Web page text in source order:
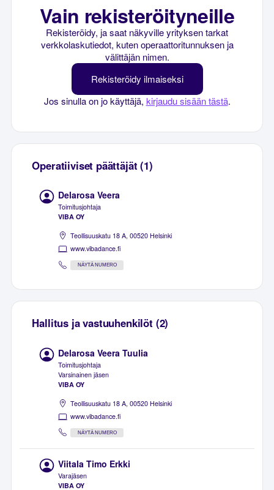
Vain rekisteröityneille
Rekisteröidy, ja saat näkyville yrityksen tarkat
verkkolaskutiedot, kuten operaattoritunnuksen ja
välittäjän nimen.
Rekisteröidy ilmaiseksi
Jos sinulla on jo käyttäjä, kirjaudu sisään tästä.
Operatiiviset päättäjät (1)
Delarosa Veera
Toimitusjohtaja
VIBA OY
Teollisuuskatu 18 A, 00520 Helsinki
www.vibadance.fi
NÄYTÄ NUMERO
Hallitus ja vastuuhenkilöt (2)
Delarosa Veera Tuulia
Toimitusjohtaja
Varsinainen jäsen
VIBA OY
Teollisuuskatu 18 A, 00520 Helsinki
www.vibadance.fi
NÄYTÄ NUMERO
Viitala Timo Erkki
Varajäsen
VIBA OY